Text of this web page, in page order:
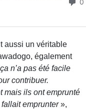
aussi un véritable
également
n’a pas été facile
contribuer.
mais ils ont emprunté
fallait emprunter»,